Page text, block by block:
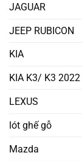
JAGUAR
JEEP RUBICON
KIA
KIA K3/ K3 2022
LEXUS
lót ghế gỗ
Mazda